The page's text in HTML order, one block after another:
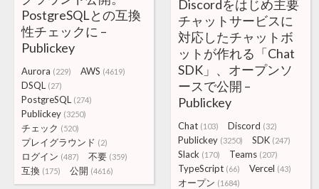
PostgreSQLとの互換
性チェックに –
Publickey
Aurora (229) AWS (4619)
DSQL (27)
PostgreSQL (274)
Publickey (3250)
チェック (520)
プレイグラウンド (2)
ログイン (487) 不要 (359)
互換 (175) 公開 (4616)
Discordをはじめ主要
チャットサービスに
対応したチャットボ
ットが作れる「Chat
SDK」、オープンソ
ースで公開 –
Publickey
Chat (103) Discord (32)
Publickey (3250) SDK (247)
Slack (170) Teams (207)
TypeScript (66) Vercel (43)
オープン (1684)